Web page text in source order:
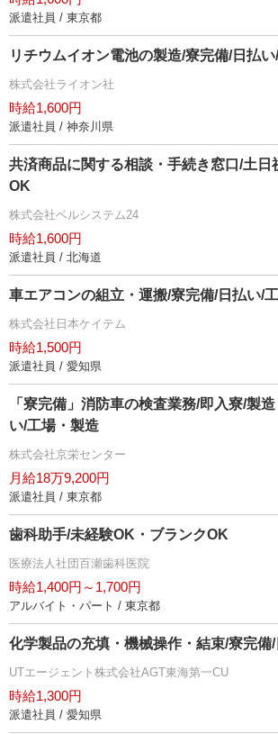
派遣社員 / 東京都
リチウムイオン電池の製造/寮完備/日払
株式会社ライオン社
時給1,600円
派遣社員 / 神奈川県
共済商品に関する相談・手続き窓口/土日
OK
株式会社ベルシステム24
時給1,600円
派遣社員 / 北海道
車エアコンの組立・運搬/寮完備/日払い/
株式会社日本ケイテム
時給1,500円
派遣社員 / 愛知県
「寮完備」消防車の検査業務/即入寮/製
い/工場・製造
株式会社京栄センター
月給18万9,200円
派遣社員 / 東京都
歯科助手/未経験OK・ブランクOK
医療法人社団百瀬歯科医院
時給1,400円～1,700円
アルバイト・パート / 東京都
化学製品の充填・機械操作・結束/寮完備
UTエージェント株式会社AGT東海第一CU
時給1,300円
派遣社員 / 愛知県